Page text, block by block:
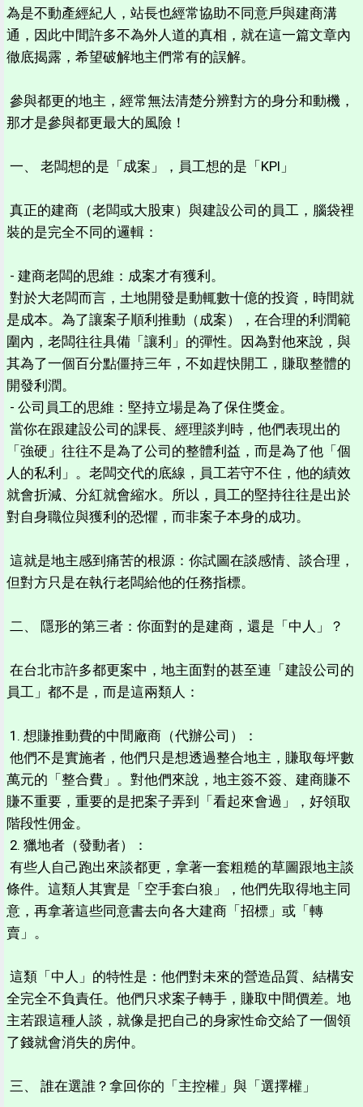
為是不動產經紀人，站長也經常協助不同意戶與建商溝
通，因此中間許多不為外人道的真相，就在這一篇文章內
徹底揭露，希望破解地主們常有的誤解。
參與都更的地主，經常無法清楚分辨對方的身分和動機，
那才是參與都更最大的風險！
一、 老闆想的是「成案」，員工想的是「KPI」
真正的建商（老闆或大股東）與建設公司的員工，腦袋裡
裝的是完全不同的邏輯：
- 建商老闆的思維：成案才有獲利。
對於大老闆而言，土地開發是動輒數十億的投資，時間就
是成本。為了讓案子順利推動（成案），在合理的利潤範
圍內，老闆往往具備「讓利」的彈性。因為對他來說，與
其為了一個百分點僵持三年，不如趕快開工，賺取整體的
開發利潤。
- 公司員工的思維：堅持立場是為了保住獎金。
當你在跟建設公司的課長、經理談判時，他們表現出的
「強硬」往往不是為了公司的整體利益，而是為了他「個
人的私利」。老闆交代的底線，員工若守不住，他的績效
就會折減、分紅就會縮水。所以，員工的堅持往往是出於
對自身職位與獲利的恐懼，而非案子本身的成功。
這就是地主感到痛苦的根源：你試圖在談感情、談合理，
但對方只是在執行老闆給他的任務指標。
二、 隱形的第三者：你面對的是建商，還是「中人」？
在台北市許多都更案中，地主面對的甚至連「建設公司的
員工」都不是，而是這兩類人：
1. 想賺推動費的中間廠商（代辦公司）：
他們不是實施者，他們只是想透過整合地主，賺取每坪數
萬元的「整合費」。對他們來說，地主簽不簽、建商賺不
賺不重要，重要的是把案子弄到「看起來會過」，好領取
階段性佣金。
2. 獵地者（發動者）：
有些人自己跑出來談都更，拿著一套粗糙的草圖跟地主談
條件。這類人其實是「空手套白狼」，他們先取得地主同
意，再拿著這些同意書去向各大建商「招標」或「轉
賣」。
這類「中人」的特性是：他們對未來的營造品質、結構安
全完全不負責任。他們只求案子轉手，賺取中間價差。地
主若跟這種人談，就像是把自己的身家性命交給了一個領
了錢就會消失的房仲。
三、 誰在選誰？拿回你的「主控權」與「選擇權」